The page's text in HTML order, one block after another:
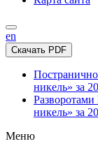
en
Скачать PDF
Постранично
никель» за
Разворотами
никель» за
Меню